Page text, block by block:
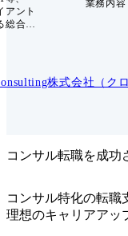
アント
総合コ
らず、
種多様
には戦
力が必
たMBB
業務内容
株式会社（ク
コンサル転職を成功
コンサル特化の転職
理想のキャリアアッ